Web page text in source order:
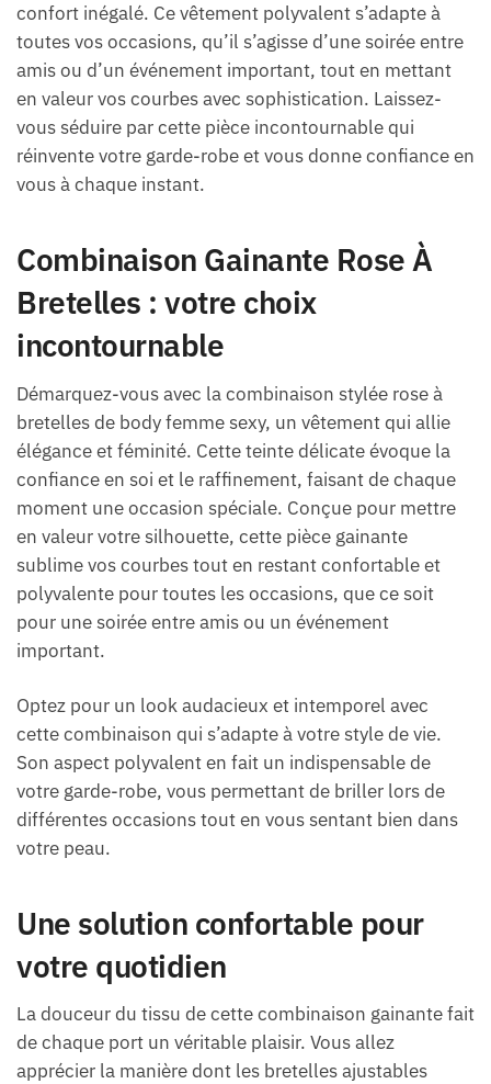
confort inégalé. Ce vêtement polyvalent s’adapte à
toutes vos occasions, qu’il s’agisse d’une soirée entre
amis ou d’un événement important, tout en mettant
en valeur vos courbes avec sophistication. Laissez-
vous séduire par cette pièce incontournable qui
réinvente votre garde-robe et vous donne confiance en
vous à chaque instant.
Combinaison Gainante Rose À
Bretelles : votre choix
incontournable
Démarquez-vous avec la combinaison stylée rose à
bretelles de body femme sexy, un vêtement qui allie
élégance et féminité. Cette teinte délicate évoque la
confiance en soi et le raffinement, faisant de chaque
moment une occasion spéciale. Conçue pour mettre
en valeur votre silhouette, cette pièce gainante
sublime vos courbes tout en restant confortable et
polyvalente pour toutes les occasions, que ce soit
pour une soirée entre amis ou un événement
important.
Optez pour un look audacieux et intemporel avec
cette combinaison qui s’adapte à votre style de vie.
Son aspect polyvalent en fait un indispensable de
votre garde-robe, vous permettant de briller lors de
différentes occasions tout en vous sentant bien dans
votre peau.
Une solution confortable pour
votre quotidien
La douceur du tissu de cette combinaison gainante fait
de chaque port un véritable plaisir. Vous allez
apprécier la manière dont les bretelles ajustables